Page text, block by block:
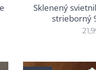
Sklenený
strieborný